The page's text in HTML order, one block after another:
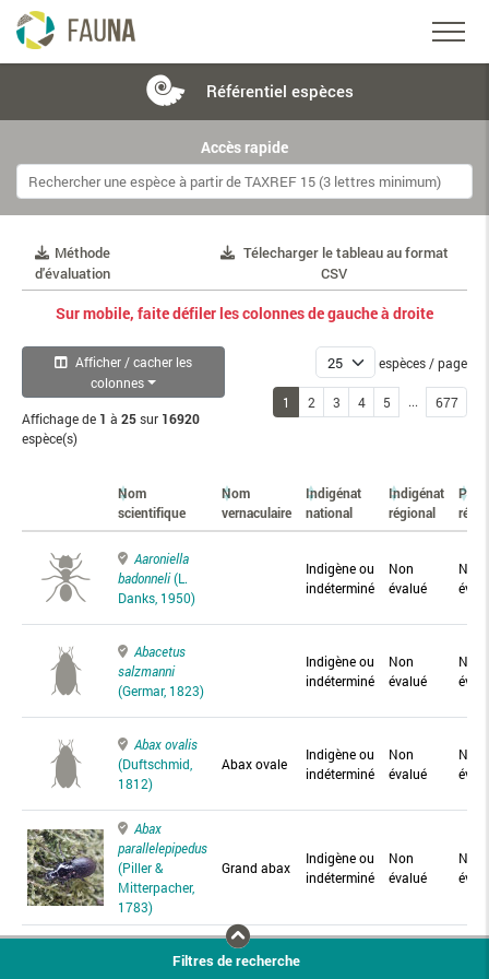
Référentiel espèces
Accès rapide
Méthode
d'évaluation
Télecharger le tableau au format
CSV
Sur mobile, faite défiler les colonnes de gauche à droite
Afficher / cacher les
colonnes
Affichage de 1 à 25sur 16920
espèce(s)
espèces / page
1 2 3 4 5 ... 677
Nom
scientifique
Nom
vernaculaire
Indigénat
national
Indigénat
régional
Aaroniella
badonneli(L.
Danks, 1950)
Indigène ou
indéterminé
Non
évalué
Non
Abacetus
salzmanni
(Germar, 1823)
Indigène ou
indéterminé
Non
évalué
Non
Abax ovalis
(Duftschmid,
1812)
Abax ovale
Indigène ou
indéterminé
Non
évalué
Non
Abax
parallelepipedus
(Piller &
Mitterpacher,
1783)
Grand abax
Indigène ou
indéterminé
Non
évalué
Non
Abax
Abax
Filtres de recherche